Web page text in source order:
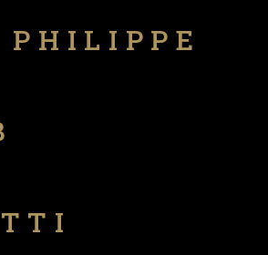
PHILIPPE